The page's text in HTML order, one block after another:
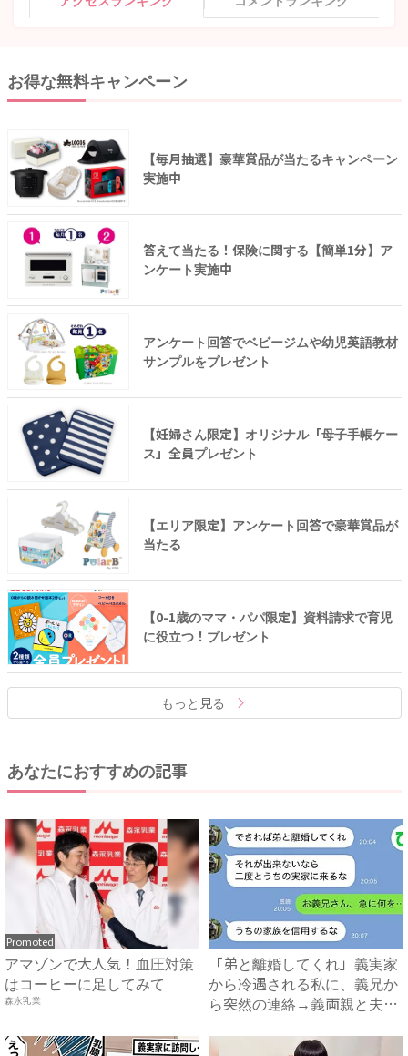
お得な無料キャンペーン
【毎月抽選】豪華賞品が当たるキャンペーン
実施中
答えて当たる！保険に関する【簡単1分】ア
ンケート実施中
アンケート回答でベビージムや幼児英語教材
サンプルをプレゼント
【妊婦さん限定】オリジナル「母子手帳ケー
ス」全員プレゼント
【エリア限定】アンケート回答で豪華賞品が
当たる
【0-1歳のママ・パパ限定】資料請求で育児
に役立つ！プレゼント
もっと見る
あなたにおすすめの記事
Promoted
アマゾンで大人気！血圧対策
はコーヒーに足してみて
森永乳業
「弟と離婚してくれ」義実家
から冷遇される私に、義兄か
ら突然の連絡→義両親と夫が